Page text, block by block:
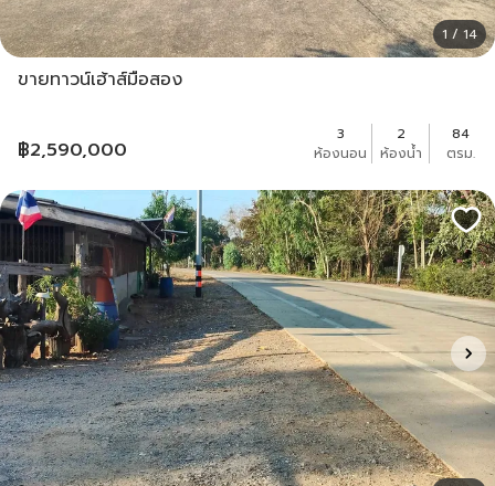
1 / 14
ขายทาวน์เฮ้าส์มือสอง
฿2,590,000
3
ห้องนอน
2
ห้องน้ำ
84
ตรม.